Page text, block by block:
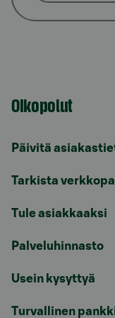
Oikopolut
Päivitä
Tarkista
Tule asiakkaaksi
Palveluhinnasto
Usein kysyttyä
Turvallinen